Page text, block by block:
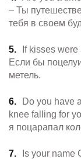
– Ты
тебя в своем
If kisses
Если бы
метель.
Do you have
knee falling for
я поцарапал
Is your name